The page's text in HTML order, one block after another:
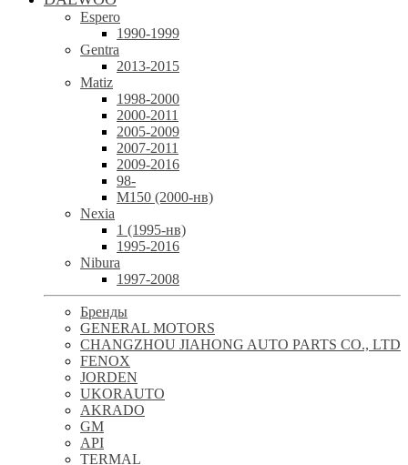
Espero
1990-1999
Gentra
2013-2015
Matiz
1998-2000
2000-2011
2005-2009
2007-2011
2009-2016
98-
М150 (2000-нв)
Nexia
1 (1995-нв)
1995-2016
Nibura
1997-2008
Бренды
GENERAL MOTORS
CHANGZHOU JIAHONG AUTO PARTS CO., LTD
FENOX
JORDEN
UKORAUTO
AKRADO
GM
API
TERMAL